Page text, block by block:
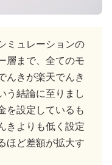
ミュレーションの
層まで、全てのモ
んきが楽天でんき
う結論に至りまし
を設定しているも
きよりも低く設定
ほど差額が拡大す